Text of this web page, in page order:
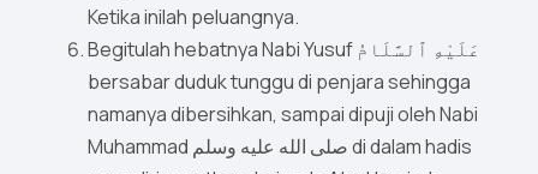
Ketika inilah peluangnya.
Begitulah hebatnya Nabi Yusuf عَلَيْهِ ٱلسَّلَامُ
bersabar duduk tunggu di penjara sehingga
namanya dibersihkan, sampai dipuji oleh Nabi
Muhammad صلى الله عليه وسلم di dalam hadis